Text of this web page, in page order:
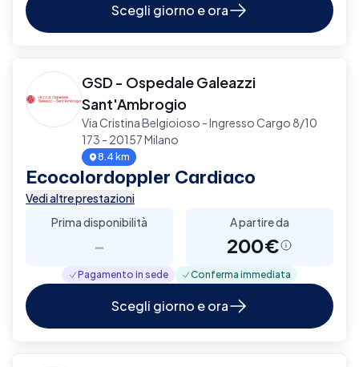
Scegli giorno e ora
GSD - Ospedale Galeazzi
Sant'Ambrogio
Via Cristina Belgioioso - Ingresso Cargo 8/10
173 - 20157 Milano
8.4 km
Ecocolordoppler Cardiaco
Vedi altre prestazioni
Prima disponibilità
-
A partire da
200€
Pagamento in sede Conferma immediata
Scegli giorno e ora